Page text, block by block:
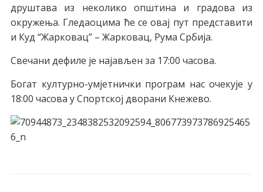
друштава из неколико општина и градова из
окружења. Гледаоцима ће се овај пут представити
и Куд “Жарковац” – Жарковац, Рума Србија.
Свечани дефиле је најављен за 17:00 часова.
Богат културно-умјетнички програм нас очекује у
18:00 часова у Спортској дворани Кнежево.